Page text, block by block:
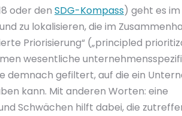
oder den SDG-Kompass) geht es
zu lokalisieren, die im
Priorisierung“ („principled
wesentliche
demnach gefiltert, auf die ein
kann. Mit anderen Worten: eine
Schwächen hilft dabei, die